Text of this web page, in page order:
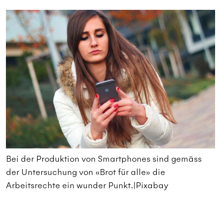
Bei der Produktion von Smartphones sind gemäss
der Untersuchung von «Brot für alle» die
Arbeitsrechte ein wunder Punkt.|Pixabay